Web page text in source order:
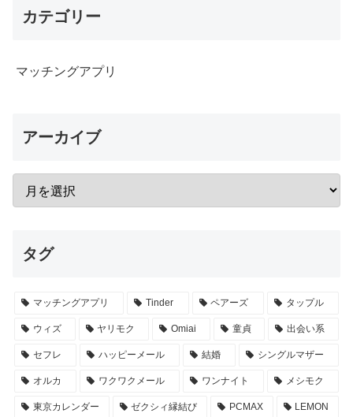
カテゴリー
マッチングアプリ
アーカイブ
タグ
マッチングアプリ Tinder ペアーズ タップル
ウィズ ヤリモク Omiai 童貞 出会い系
セフレ ハッピーメール 結婚 シングルマザー
オルカ ワクワクメール ワンナイト メシモク
東京カレンダー ゼクシィ縁結び PCMAX LEMON